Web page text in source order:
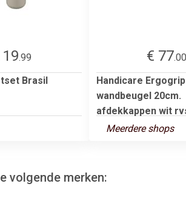
19.99
Brasil
€ 77.00
Handicare Ergogrip
wandbeugel 20cm.
afdekkappen wit
Meerdere shops
volgende merken: